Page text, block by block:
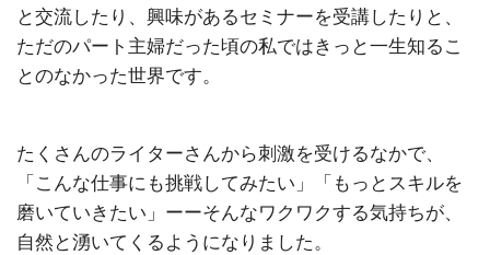
と交流したり、興味があるセミナーを受講したりと、
ただのパート主婦だった頃の私ではきっと一生知るこ
とのなかった世界です。
たくさんのライターさんから刺激を受けるなかで、
「こんな仕事にも挑戦してみたい」「もっとスキルを
磨いていきたい」ーーそんなワクワクする気持ちが、
自然と湧いてくるようになりました。